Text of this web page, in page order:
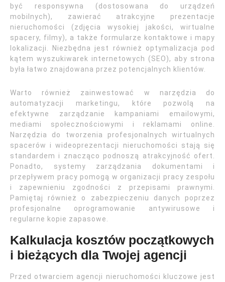
być responsywna (dostosowana do urządzeń
mobilnych), zawierać atrakcyjne prezentacje
nieruchomości (zdjęcia wysokiej jakości, wirtualne
spacery, filmy), a także formularze kontaktowe i mapy
lokalizacji. Niezbędna jest również optymalizacja pod
kątem wyszukiwarek internetowych (SEO), aby strona
była łatwo znajdowana przez potencjalnych klientów.
Warto również zainwestować w narzędzia do
automatyzacji marketingu, które pozwolą na
efektywne zarządzanie kampaniami emailowymi,
mediami społecznościowymi i reklamami online.
Narzędzia do tworzenia profesjonalnych wirtualnych
spacerów i wideoprezentacji nieruchomości stają się
standardem i znacząco podnoszą atrakcyjność ofert.
Ponadto, systemy zarządzania dokumentami i
przepływem pracy pomogą w organizacji pracy zespołu
i zapewnieniu zgodności z przepisami prawnymi.
Pamiętaj również o zabezpieczeniu danych poprzez
profesjonalne oprogramowanie antywirusowe i
regularne kopie zapasowe.
Kalkulacja kosztów początkowych
i bieżących dla Twojej agencji
Przed otwarciem agencji nieruchomości kluczowe jest